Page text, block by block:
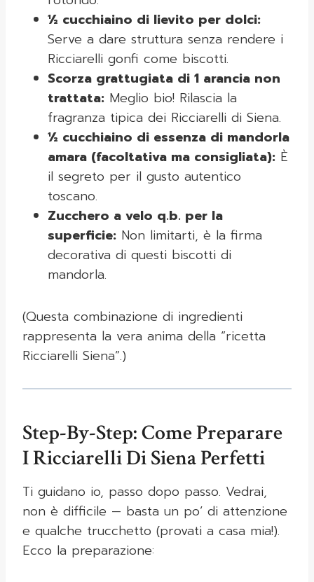
½ cucchiaino di lievito per dolci:
Serve a dare struttura senza rendere i
Ricciarelli gonfi come biscotti.
Scorza grattugiata di 1 arancia non
trattata: Meglio bio! Rilascia la
fragranza tipica dei Ricciarelli di Siena.
½ cucchiaino di essenza di mandorla
amara (facoltativa ma consigliata): È
il segreto per il gusto autentico
toscano.
Zucchero a velo q.b. per la
superficie: Non limitarti, è la firma
decorativa di questi biscotti di
mandorla.
(Questa combinazione di ingredienti
rappresenta la vera anima della “ricetta
Ricciarelli Siena”.)
Step-By-Step: Come Preparare
I Ricciarelli Di Siena Perfetti
Ti guidano io, passo dopo passo. Vedrai,
non è difficile — basta un po’ di attenzione
e qualche trucchetto (provati a casa mia!).
Ecco la preparazione: